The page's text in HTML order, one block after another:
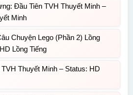
Đầu Tiên TVH Thuyết Minh –
Minh
Chuyện Lego (Phần 2) Lồng
Lồng Tiếng
Thuyết Minh – Status: HD